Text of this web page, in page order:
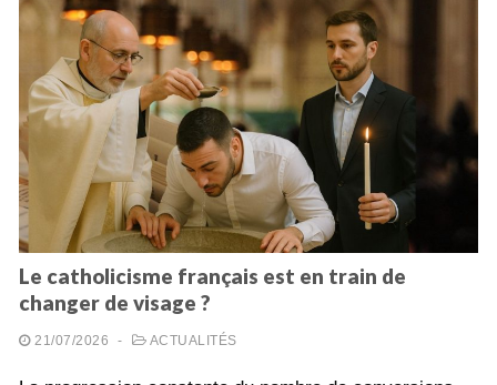
Le catholicisme français est en train de
changer de visage ?
21/07/2026 - ACTUALITÉS